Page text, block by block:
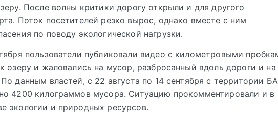
После волны критики дорогу открыли и для другого
Поток посетителей резко вырос, однако вместе с ним
по поводу экологической нагрузки.
пользователи публиковали видео с километровыми
озеру и жаловались на мусор, разбросанный вдоль дороги и на
данным властей, с 22 августа по 14 сентября с территории
4200 килограммов мусора. Ситуацию прокомментировали и в
экологии и природных ресурсов.